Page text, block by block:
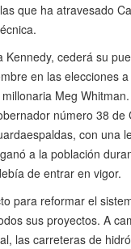
que ha atravesado
Kennedy, cederá su
en las elecciones
millonaria Meg
número 38
con una
a la población
de entrar en vigor.
para reformar el
sus proyectos. A
las carreteras de